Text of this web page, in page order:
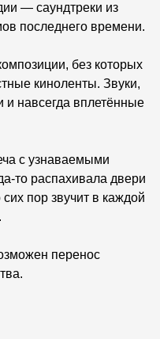
— саундтреки из
последнего времени.
без которых
киноленты. Звуки,
навсегда вплетённые
с узнаваемыми
то распахивала двери
пор звучит в каждой
перенос